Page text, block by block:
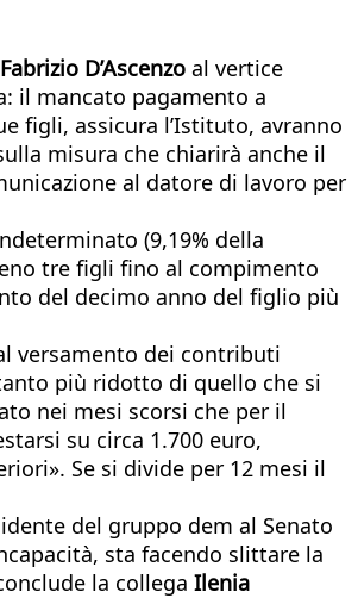
Fabrizio D’Ascenzo al vertice
il mancato pagamento a
figli, assicura l’Istituto, avranno
misura che chiarirà anche il
al datore di lavoro per
(9,19% della
tre figli fino al compimento
del decimo anno del figlio più
versamento dei contributi
più ridotto di quello che si
nei mesi scorsi che per il
su circa 1.700 euro,
Se si divide per 12 mesi il
del gruppo dem al Senato
sta facendo slittare la
la collega Ilenia